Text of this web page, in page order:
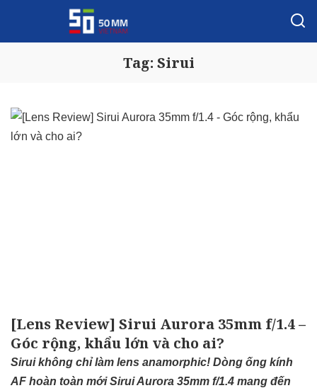
Tag: Sirui
[Lens Review] Sirui Aurora 35mm f/1.4 –
Góc rộng, khẩu lớn và cho ai?
Sirui không chỉ làm lens anamorphic! Dòng ống kính
AF hoàn toàn mới Sirui Aurora 35mm f/1.4 mang đến